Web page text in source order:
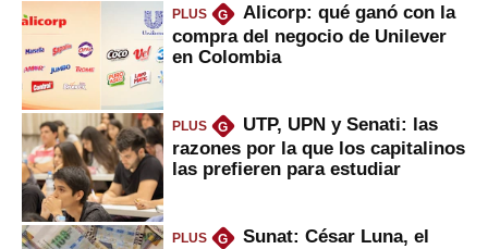
PLUS G
Alicorp: qué ganó con la
compra del negocio de Unilever
en Colombia
PLUS G
UTP, UPN y Senati: las
razones por la que los capitalinos
las prefieren para estudiar
PLUS G
Sunat: César Luna, el